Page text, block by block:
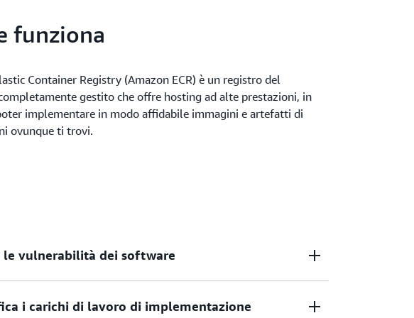
funziona
Container Registry (Amazon ECR) è un registro del
gestito che offre hosting ad alte prestazioni, in
implementare in modo affidabile immagini e artefatti di
ovunque ti trovi.
le vulnerabilità dei software
i requisiti di conformità alla sicurezza delle tue immagini
i carichi di lavoro di implementazione